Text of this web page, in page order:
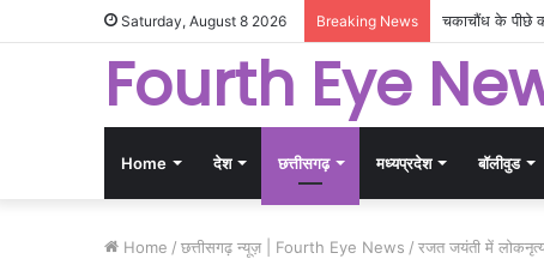
Saturday, August 8 2026 Breaking News ‘शर्मनाक ढांचा
Fourth Eye
Home देश छत्तीसगढ़ मध्यप्रदेश बॉलीवुड
Home / छत्तीसगढ़ न्यूज़ | Fourth Eye News / रजत जयंती में